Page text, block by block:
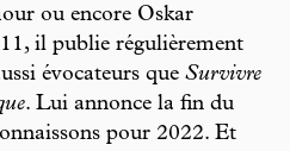
ou encore Oskar
il publie régulièrement
évocateurs que Survivre
. Lui annonce la fin du
pour 2022. Et